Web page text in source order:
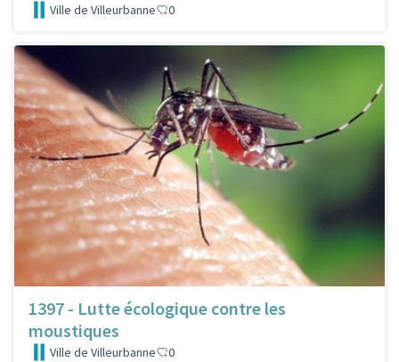
Ville de Villeurbanne 0
1397 - Lutte écologique contre les
moustiques
Ville de Villeurbanne 0